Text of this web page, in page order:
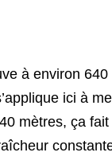
à environ
ici à
mètres, ça